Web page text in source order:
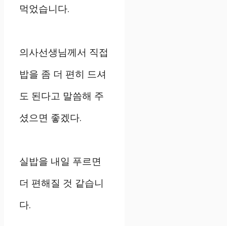
먹었습니다.
의사선생님께서 직접
밥을 좀 더 편히 드셔
도 된다고 말씀해 주
셨으면 좋겠다.
실밥을 내일 푸르면
더 편해질 것 같습니
다.